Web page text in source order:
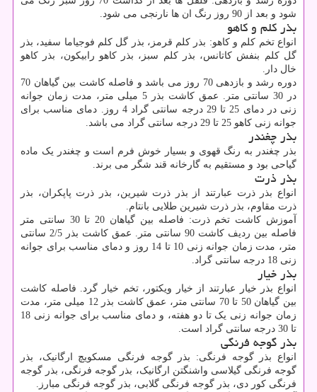
شود و بعد از 90 روز رنگ ان ها نارنجی می شود.
بذر کلم و کاهو
انواع تخم کلم و کاهو: بذر کلم قرمز، بذر گل کلم فوجیاما سفید، بذر
گل کلم بنفش کاتانس، بذر کلم سبز، بذر کاهو رابیکون، بذر کاهو
خال دار.
دوره رشد و بازدهی 70 روز می باشد و فاصله کاشت بین گیاهان 70
در 30 سانتی متر. عمق کاشت بذر 5 میلی متر، مدت زمان جوانه
زنی در دمای 25 تا 29 درجه سانتی گراد 4 روز. دمای مناسب برای
جوانه زنی کاهو 25 تا 29 درجه سانتی گراد می باشد.
بذر چغندر
بذر چغندر به رنگ قهوی و بسیار خوش فرم است و چغندر یک ماده
گیاحی بود و مستقیم به گارخانه قند شگر می برند.
بذر ذرت
انواع بذر ذرت عبارتند از بذر ذرت شیرین، بذر ذرت پاپکران، بذر
ذرت مقاوم، بذر ذرت شیرین طلایی بانتام.
آموزش کاشت تخم ذرت: فاصله بین گیاهان 20 تا 30 سانتی متر
فاصله بین ردیف کاشت 90 سانتی متر. عمق کاشت بذر 2/5 سانتی
متر، مدت زمان جوانه زنی 10 تا 14 روز و دمای مناسب برای جوانه
زنی 18 درجه سانتی گراد.
بذر خیار
انواع بذر خیار عبارتند از خیار ویکتور، تخم خیار گرد. فاصله کاشت
بین گیاهان 50 تا 70 سانتی متر، عمق کاشت بذر 12 میلی متر، مدت
زمان جوانه زنی یک تا دو هفته، و دمای مناسب برای جوانه زنی 18
تا 30 درجه سانتی گراد است.
بذر گوجه فرنگی
انواع بذر گوجه فرنگی: بذر گوجه فرنگی مسکویچ ارگانیک، بذر
گوجه فرنگی گیلاسی واشنگتن ارگانیک، بذر گوجه فرنگی، بذر گوجه
فرنگی کور دی، بذر گوجه فرنگی گلابی، بذر گوجه فرنگی مبارز.